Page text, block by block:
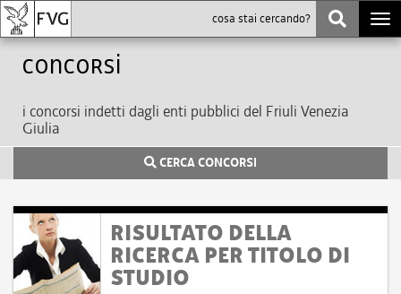
Concorsi
i concorsi indetti dagli enti pubblici del Friuli Venezia
Giulia
CERCA CONCORSI
RISULTATO DELLA
RICERCA PER TITOLO DI
STUDIO